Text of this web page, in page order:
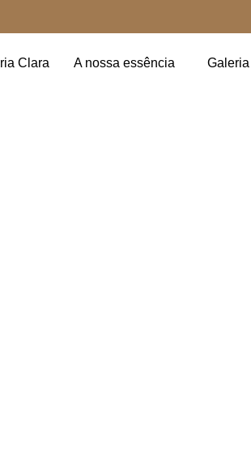
Clara A nossa essência